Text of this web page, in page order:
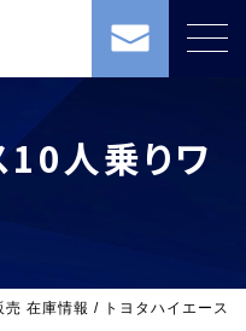
10人乗りワ
売 在庫情報 / トヨタハイエース